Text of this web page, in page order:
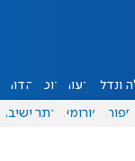
ונדל"ן דעות אוכל יהדות
ספורט פורומים אתר ישיבה